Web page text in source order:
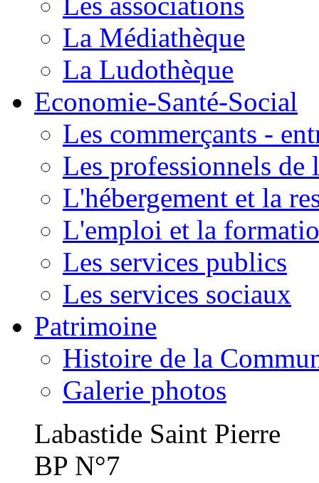
La Médiathèque
La Ludothèque
Economie-Santé-Social
Les commerçants -
Les professionnels de
L'hébergement et la
L'emploi et la
Les services publics
Les services sociaux
Patrimoine
Histoire de la
Galerie photos
Labastide Saint Pierre
BP N°7